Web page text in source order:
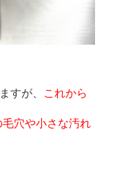
すが、 これから
穴や小さな汚れ